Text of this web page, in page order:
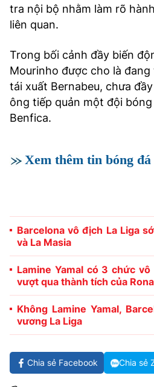
tra nội bộ nhằm làm rõ
liên quan.
Trong bối cảnh đầy biến
Mourinho được cho là
tái xuất Bernabeu, chưa
ông tiếp quản một đội bóng
Benfica.
Xem thêm tin bóng
Barcelona vô địch La Liga
và La Masia
Lamine Yamal có 3 chức
vượt qua thành tích của
Không Lamine Yamal,
vương La Liga
Chia sẻ Facebook Chia sẻ